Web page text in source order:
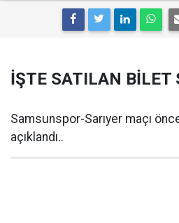
İŞTE SATILAN BİLET
Samsunspor-Sarıyer maçı
açıklandı..